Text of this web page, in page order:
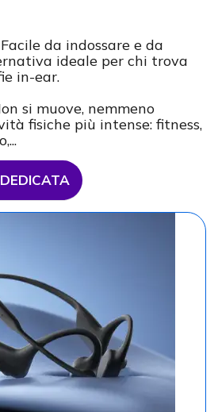
da indossare e da
ideale per chi trova
in-ear.
si muove, nemmeno
fisiche più intense: fitness,